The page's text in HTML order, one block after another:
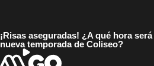
¡Risas aseguradas! ¿A qué hora
nueva temporada de Coliseo?